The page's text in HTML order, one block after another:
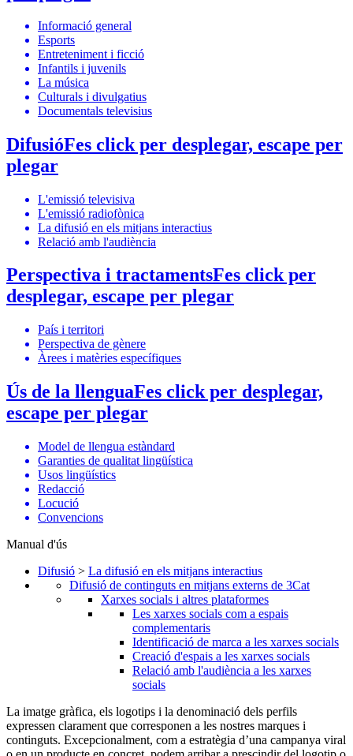
Informació general
Esports
Entreteniment i ficció
Infantils i juvenils
La música
Culturals i divulgatius
Documentals televisius
DifusióFes click per desplegar, escape per
plegar
L'emissió televisiva
L'emissió radiofònica
La difusió en els mitjans interactius
Relació amb l'audiència
Perspectiva i tractamentsFes click per
desplegar, escape per plegar
País i territori
Perspectiva de gènere
Àrees i matèries específiques
Ús de la llenguaFes click per desplegar,
escape per plegar
Model de llengua estàndard
Garanties de qualitat lingüística
Usos lingüístics
Redacció
Locució
Convencions
Manual d'ús
Difusió > La difusió en els mitjans interactius
Difusió de continguts en mitjans externs de 3Cat
Xarxes socials i altres plataformes
Les xarxes socials com a espais
complementaris
Identificació de marca a les xarxes socials
Creació d'espais a les xarxes socials
Relació amb l'audiència a les xarxes
socials
La imatge gràfica, els logotips i la denominació dels perfils
expressen clarament que corresponen a les nostres marques i
continguts. Excepcionalment, com a estratègia d’una campanya viral